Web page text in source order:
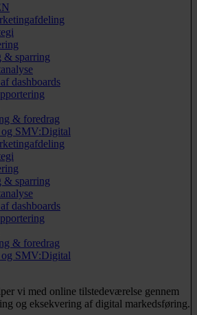
& sparring
dashboards
& foredrag
SMV:Digital
& sparring
dashboards
& foredrag
SMV:Digital
vi med online tilstedeværelse gennem
og eksekvering af digital markedsføring.